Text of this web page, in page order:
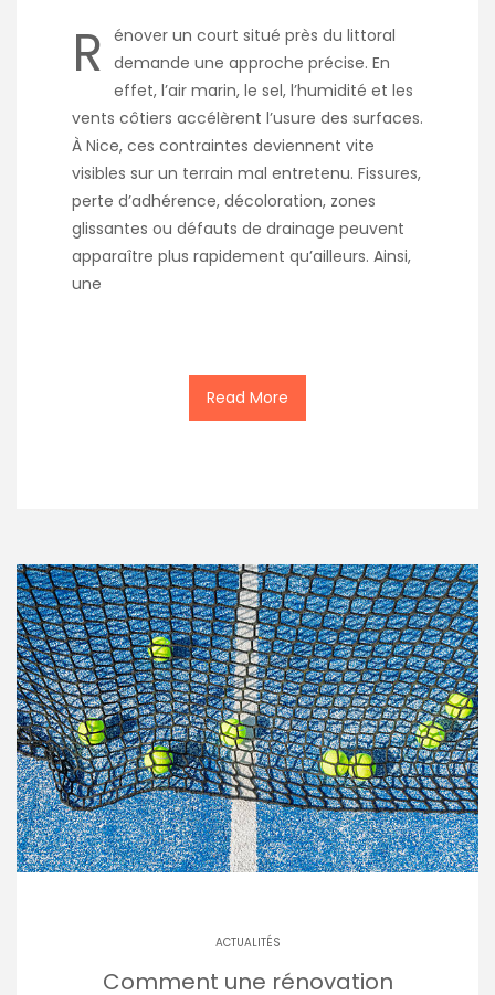
R énover un court situé près du littoral
demande une approche précise. En
effet, l’air marin, le sel, l’humidité et les
vents côtiers accélèrent l’usure des surfaces.
À Nice, ces contraintes deviennent vite
visibles sur un terrain mal entretenu. Fissures,
perte d’adhérence, décoloration, zones
glissantes ou défauts de drainage peuvent
apparaître plus rapidement qu’ailleurs. Ainsi,
une
Read More
ACTUALITÉS
Comment une rénovation